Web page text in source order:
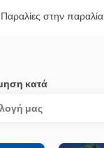
Παραλίες στην παραλία
κατά
μας